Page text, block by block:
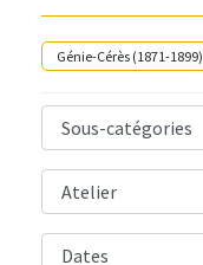
Génie-Cérès (1871-1899)